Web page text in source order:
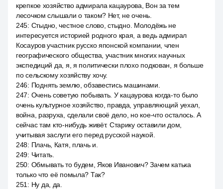
крепкое хозяйство адмирала кацаурова, Вон за тем
лесочком слышали о таком? Нет, не очень.
245: Стыдно, честное слово, стыдно. Молодёжь не
интересуется историей родного края, а ведь адмирал
Косауров участник русско японской компании, член
географического общества, участник многих научных
экспедиций да, я, я политически плохо подкован, я больше
по сельскому хозяйству хочу.
246: Поднять землю, обзавестись машинами.
247: Очень советую побывать. У кацаурова когда-то было
очень культурное хозяйство, правда, управляющий уехал,
война, разруха, сделали своё дело, но кое-что осталось. А
сейчас там кто-нибудь живёт. Старику оставили дом,
учитывая заслуги его перед русской наукой.
248: Плачь, Катя, плачь и.
249: Читать.
250: Обмывать то будем, Яков Иванович? Зачем катька
только что её помыла? Так?
251 : Ну да, да.